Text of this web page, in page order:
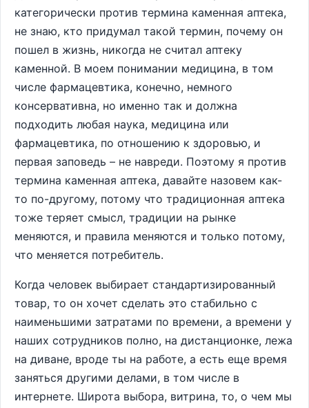
категорически против термина каменная аптека,
не знаю, кто придумал такой термин, почему он
пошел в жизнь, никогда не считал аптеку
каменной. В моем понимании медицина, в том
числе фармацевтика, конечно, немного
консервативна, но именно так и должна
подходить любая наука, медицина или
фармацевтика, по отношению к здоровью, и
первая заповедь – не навреди. Поэтому я против
термина каменная аптека, давайте назовем как-
то по-другому, потому что традиционная аптека
тоже теряет смысл, традиции на рынке
меняются, и правила меняются и только потому,
что меняется потребитель.
Когда человек выбирает стандартизированный
товар, то он хочет сделать это стабильно с
наименьшими затратами по времени, а времени у
наших сотрудников полно, на дистанционке, лежа
на диване, вроде ты на работе, а есть еще время
заняться другими делами, в том числе в
интернете. Широта выбора, витрина, то, о чем мы